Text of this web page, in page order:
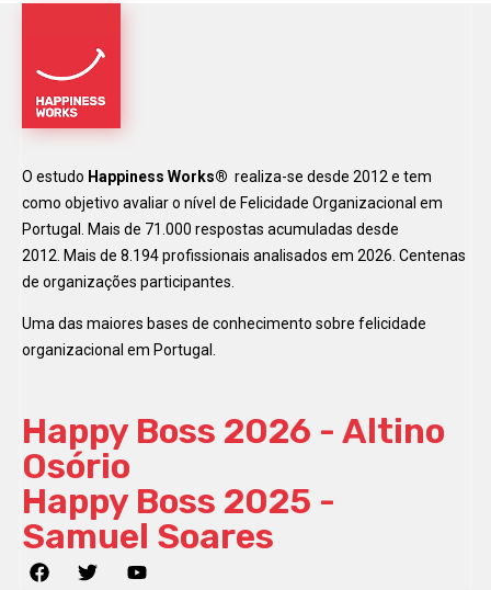
O estudo Happiness Works® realiza-se desde 2012 e tem
como objetivo avaliar o nível de Felicidade Organizacional em
Portugal. Mais de 71.000 respostas acumuladas desde
2012. Mais de 8.194 profissionais analisados em 2026. Centenas
de organizações participantes.
Uma das maiores bases de conhecimento sobre felicidade
organizacional em Portugal.
Happy Boss 2026 - Altino
Osório
Happy Boss 2025 -
Samuel Soares